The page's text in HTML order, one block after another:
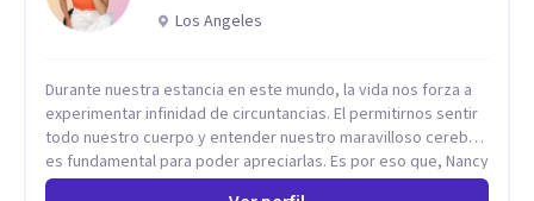
Los Angeles
Durante nuestra estancia en este mundo, la vida nos forza a
experimentar infinidad de circuntancias. El permitirnos sentir
todo nuestro cuerpo y entender nuestro maravilloso cerebro,
es fundamental para poder apreciarlas. Es por eso que, Nancy
Damian esta dispuesta a brindarte una mano amiga atravez de